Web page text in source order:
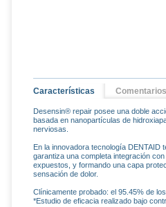
Características Comentarios
Desensin® repair posee una doble
basada en nanopartículas de
nerviosas.
En la innovadora tecnología DENTAID
garantiza una completa integración
expuestos, y formando una capa
sensación de dolor.
Clínicamente probado: el 95.45% de
*Estudio de eficacia realizado bajo